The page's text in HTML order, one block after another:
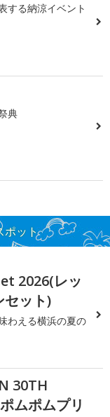
する納涼イベント
典
ポット
2026(レッ
セット)
わえる横浜の夏の
30TH
ムポムプリ